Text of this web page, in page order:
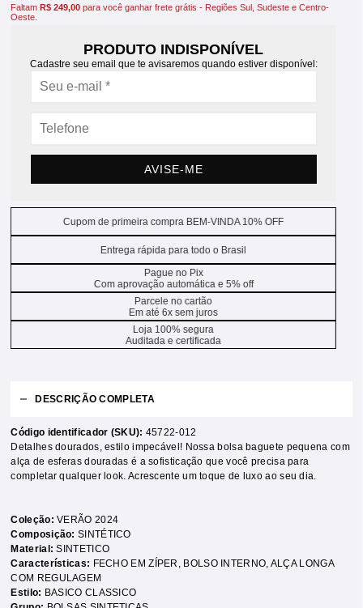
FaltamR$ 249,00 para você ganhar frete grátis - Regiões Sul, Sudeste e Centro-
Oeste.
PRODUTO INDISPONÍVEL
Cadastre seu email que te avisaremos quando estiver disponível:
AVISE-ME
Cupom de primeira compra BEM-VINDA 10% OFF
Entrega rápida para todo o Brasil
Pague no Pix
Com aprovação automática e 5% off
Parcele no cartão
Em até 6x sem juros
Loja 100% segura
Auditada e certificada
DESCRIÇÃO COMPLETA
Código identificador (SKU): 45722-012
Detalhes dourados, estilo impecável! Nossa bolsa baguete pequena com
alça de esferas douradas é a sofisticação que você precisa para
completar qualquer look. Acrescente um toque de luxo ao seu dia.
Coleção:VERÃO 2024
Composição:SINTÉTICO
Material:SINTETICO
Características: FECHO EM ZÍPER , BOLSO INTERNO, ALÇA LONGA
COM REGULAGEM
Estilo: BASICO CLASSICO